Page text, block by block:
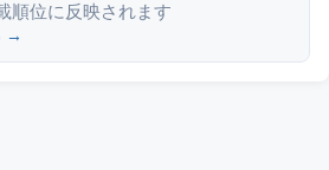
順位に反映されます
→